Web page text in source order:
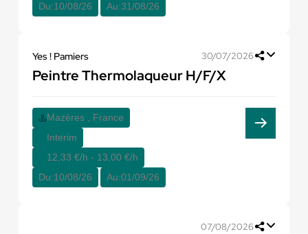
Du:10/08/26 Au:31/08/26
Yes ! Pamiers 30/07/2026
Peintre Thermolaqueur H/F/X
Mazères , France
Interim
12,33 €/h - 13,00 €/h
Du:10/08/26 Au:01/09/26
07/08/2026